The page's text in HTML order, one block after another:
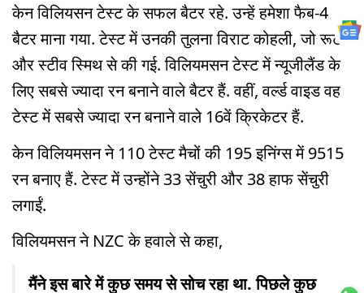
केन विलियसन टेस्ट के सफल बैटर रहे. उन्हें हमेशा फैब-4
बैटर माना गया. टेस्ट में उनकी तुलना विराट कोहली, जो रूट
और स्टीव स्मिथ से की गई. विलियमसन टेस्ट में न्यूजीलैंड के
लिए सबसे ज्यादा रन बनाने वाले बैटर हैं. वहीं, वर्ल्ड वाइड वह
टेस्ट में सबसे ज्यादा रन बनाने वाले 16वें क्रिकेटर हैं.
केन विलियमसन ने 110 टेस्ट मैचों की 195 इनिंग्स में 9515
रन बनाए हैं. टेस्ट में उन्होंने 33 सेंचुरी और 38 हाफ सेंचुरी
लगाईं.
विलियमसन ने NZC के हवाले से कहा,
मैंने इस बारे में कुछ समय से सोच रहा था. पिछले कुछ